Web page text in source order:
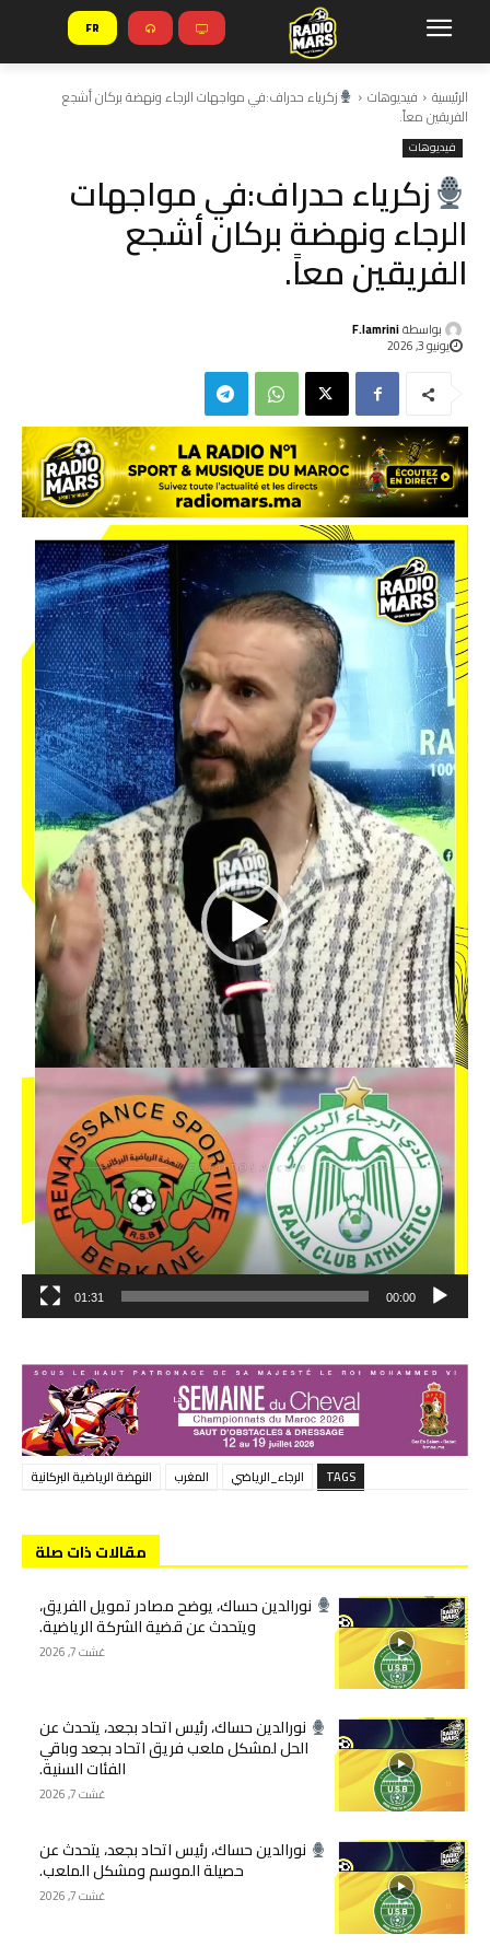
FR
الرئيسية فيديوهات زكرياء حدراف:في مواجهات الرجاء ونهضة بركان أشجع
الفريقين معاً.
فيديوهات
زكرياء حدراف:في مواجهات
الرجاء ونهضة بركان أشجع
الفريقين معاً.
بواسطةF.lamrini
يونيو 3, 2026
ا
00:00
01:31
TAGS الرجاء_الرياضي المغرب النهضة الرياضية البركانية
مقالات ذات صلة
نورالدين حساك، يوضح مصادر تمويل الفريق،
ويتحدث عن قضية الشركة الرياضية.
غشت 7, 2026
نورالدين حساك، رئيس اتحاد بجعد، يتحدث عن
الحل لمشكل ملعب فريق اتحاد بجعد وباقي
الفئات السنية.
غشت 7, 2026
نورالدين حساك، رئيس اتحاد بجعد، يتحدث عن
حصيلة الموسم ومشكل الملعب.
غشت 7, 2026